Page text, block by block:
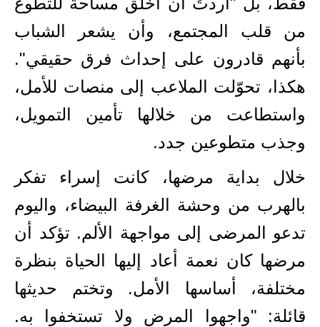
من قلب المجتمع، وأن يشعر الشباب
بأنهم قادرون على إحداث فرق حقيقي".
هكذا، تحوّلت الملاعب إلى منصات للأمل،
واستطاعت من خلالها تأمين التمويل،
وجذب متطوعين جدد.
خلال بداية مرضها، كانت إسراء تفكر
بالهرب من وحشة الغرفة البيضاء، واليوم
تدعو المرضى إلى مواجهة الألم. تؤكد أن
مرضها كان نعمة أعاد إليها الحياة بنظرة
مختلفة، أساسها الأمل. وتختم حديثها
قائلة: "واجهوا المرض ولا تستخفوا به.